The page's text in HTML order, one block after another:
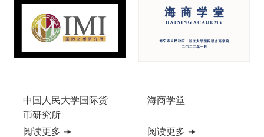
中国人民大学国际货
币研究所
阅读更多
海商学堂
阅读更多